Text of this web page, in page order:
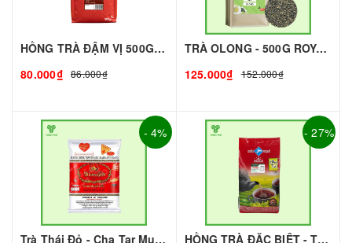
HỒNG TRÀ ĐẬM VỊ 500G - ROYAL I NGUYÊN LIỆU PHA CHẾ - TOBEE FOOD
80.000₫ 86.000₫
TRÀ OLONG - 500G ROYAL I NGUYÊN LIỆU PHA CHẾ - TOBEE FOOD
125.000₫
152.000₫
- 4%
Trà Thái Đỏ - Cha Tar Mua Thái Lan Cao Cấp I Nguyên Liệu Pha Chế - Tobee Food
- 27%
HỒNG TRÀ ĐẶC BIỆT - TRÀ XUÂN THỊNH I NGUYÊN LIỆU PHA CHẾ - TOBEE FOOD